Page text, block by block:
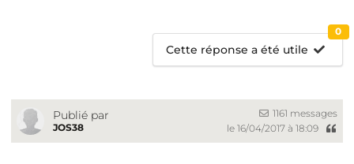
Cette réponse a été utile
0
Publié par
JOS38
1161 messages
le 16/04/2017 à 18:09